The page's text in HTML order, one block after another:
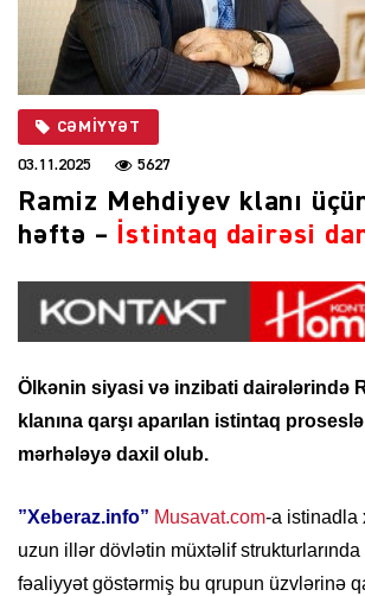
CƏMIYYƏT
03.11.2025 5627
Ramiz Mehdiyev klanı
həftə –
İstintaq dairəsi
Ölkənin siyasi və inzibati dairələrində
klanına qarşı aparılan istintaq
mərhələyə daxil olub.
”Xeberaz.info” Musavat.com-a istinadla
uzun illər dövlətin müxtəlif
fəaliyyət göstərmiş bu qrupun üzvlərinə